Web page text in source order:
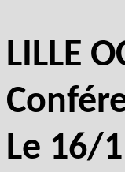
LILLE
Le 16/